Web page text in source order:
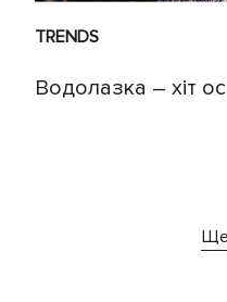
TRENDS
Водолазка – хіт
Ще